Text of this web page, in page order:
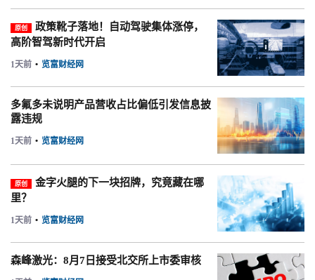
原创
政策靴子落地！自动驾驶集体涨停，
高阶智驾新时代开启
1天前 • 览富财经网
多氟多未说明产品营收占比偏低引发信息披
露违规
1天前 • 览富财经网
原创
金字火腿的下一块招牌，究竟藏在哪
里？
1天前 • 览富财经网
森峰激光：8月7日接受北交所上市委审核